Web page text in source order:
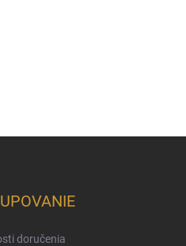
doručenia